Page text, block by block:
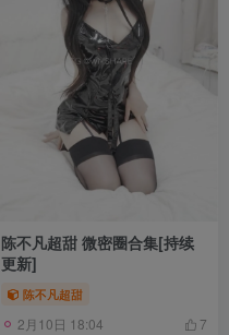
陈不凡超甜 微密圈合集[持续
更新]
陈不凡超甜
2月10日 18:04 7